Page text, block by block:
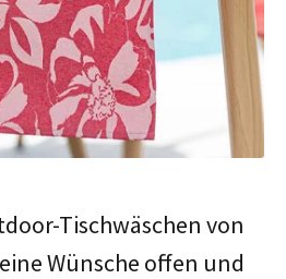
Tischwäschen von
Wünsche offen und